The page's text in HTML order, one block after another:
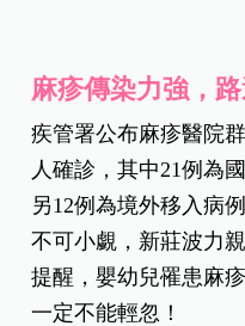
麻疹傳染力強，
疾管署公布麻疹醫院
人確診，其中21例為
另12例為境外移入病例
不可小覷，新莊波力
提醒，嬰幼兒罹患麻
一定不能輕忽！